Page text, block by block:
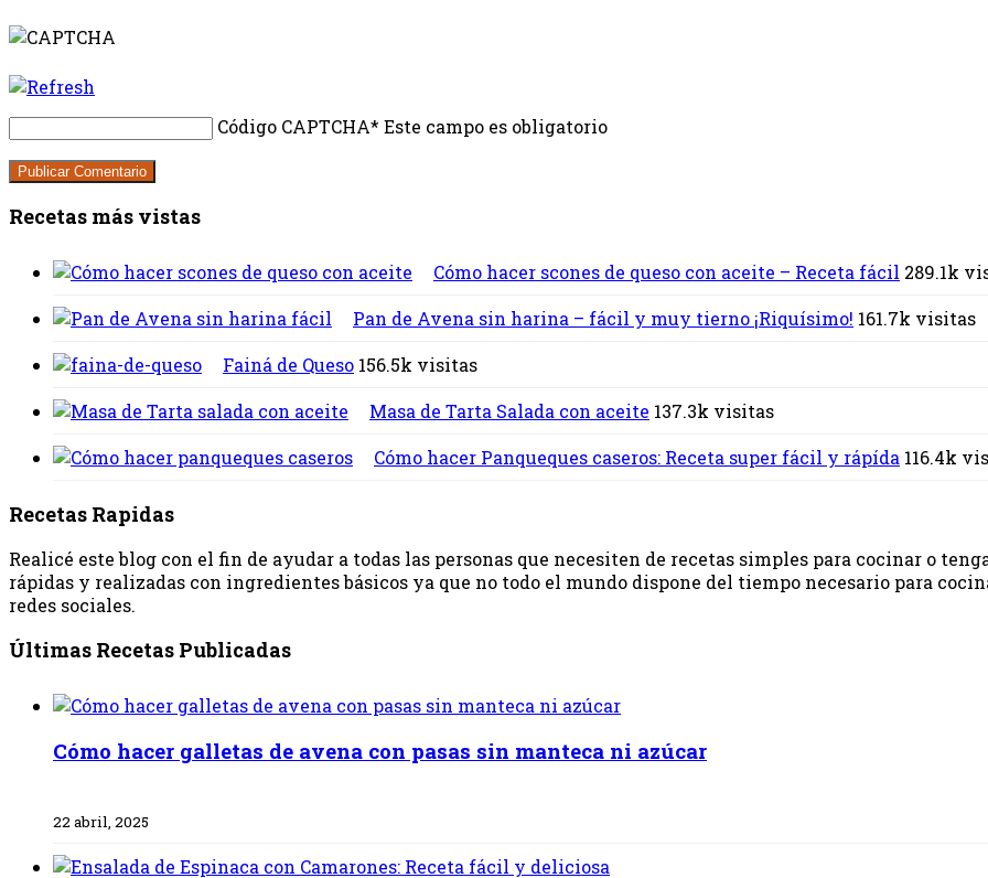
Código CAPTCHA* Este campo es obligatorio
Recetas más vistas
Cómo hacer scones de queso con aceite – Receta fácil 289.1k
Pan de Avena sin harina – fácil y muy tierno ¡Riquísimo! 161.7k visitas
Fainá de Queso 156.5k visitas
Masa de Tarta Salada con aceite 137.3k visitas
Cómo hacer Panqueques caseros: Receta super fácil y rápída 116.4k
Recetas Rapidas
Realicé este blog con el fin de ayudar a todas las personas que necesiten de recetas simples para cocinar o
rápidas y realizadas con ingredientes básicos ya que no todo el mundo dispone del tiempo necesario para
redes sociales.
Últimas Recetas Publicadas
Cómo hacer galletas de avena con pasas sin manteca ni azúcar
22 abril, 2025